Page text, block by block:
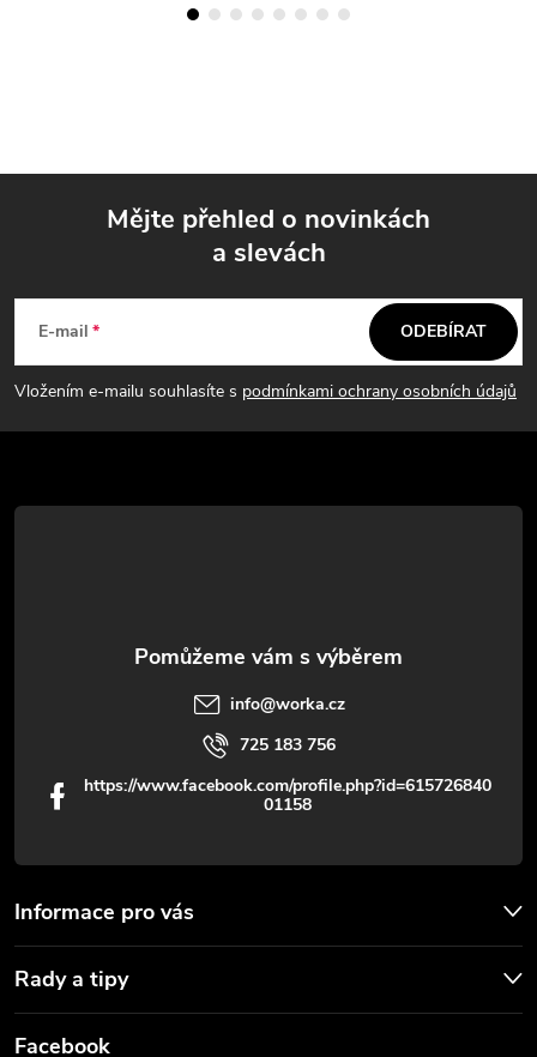
p
a
t
Mějte přehled o novinkách
a slevách
E-mail
Vložením e-mailu souhlasíte s podmínkami ochrany osobních údajů
ODEBÍRAT
Informace pro vás
Rady a tipy
info@worka.cz
725 183 756
https://www.facebook.com/profile.php?id=615726840
01158
Facebook